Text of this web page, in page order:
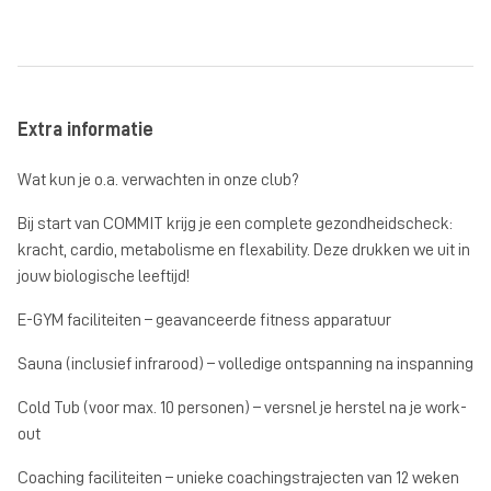
Extra informatie
Wat kun je o.a. verwachten in onze club?
Bij start van COMMIT krijg je een complete gezondheidscheck:
kracht, cardio, metabolisme en flexability. Deze drukken we uit in
jouw biologische leeftijd!
E-GYM faciliteiten – geavanceerde fitness apparatuur
Sauna (inclusief infrarood) – volledige ontspanning na inspanning
Cold Tub (voor max. 10 personen) – versnel je herstel na je work-
out
Coaching faciliteiten – unieke coachingstrajecten van 12 weken